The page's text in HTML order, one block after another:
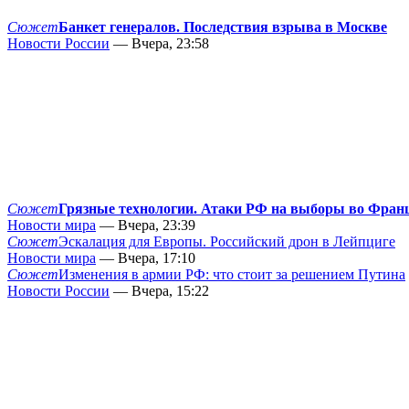
СюжетБанкет генералов. Последствия взрыва в Москве
Новости России — Вчера, 23:58
СюжетГрязные технологии. Атаки РФ на выборы во
Новости мира — Вчера, 23:39
СюжетЭскалация для Европы. Российский дрон в Лейпциге
Новости мира — Вчера, 17:10
СюжетИзменения в армии РФ: что стоит за решением Путина
Новости России — Вчера, 15:22